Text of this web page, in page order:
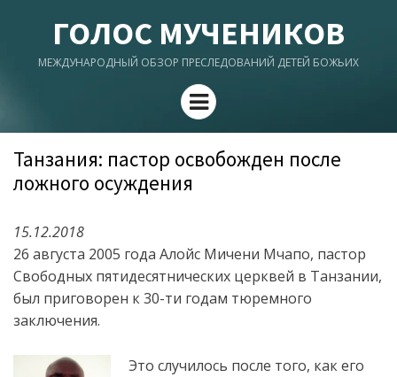
ГОЛОС МУЧЕНИКОВ
МЕЖДУНАРОДНЫЙ ОБЗОР ПРЕСЛЕДОВАНИЙ ДЕТЕЙ БОЖЬИХ
Menu
Танзания: пастор освобожден после
ложного осуждения
15.12.2018
26 августа 2005 года Алойс Мичени Мчапо, пастор
Свободных пятидесятнических церквей в Танзании,
был приговорен к 30-ти годам тюремного
заключения.
Это случилось после того, как его